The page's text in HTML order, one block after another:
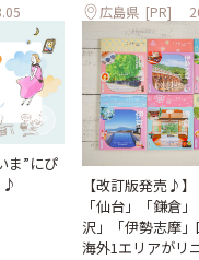
広島県 [PR]
ま”にぴ
♪
【改訂版発売♪】
「仙台」「鎌倉
沢」「伊勢志摩
海外1エリアがリ